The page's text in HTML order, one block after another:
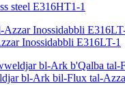
steel E316HT1-1
Inossidabbli E316LT-1
bl-Ark bil-Flux tal-